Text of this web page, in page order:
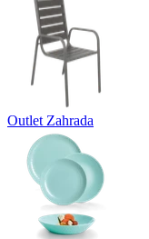
Outlet Zahrada